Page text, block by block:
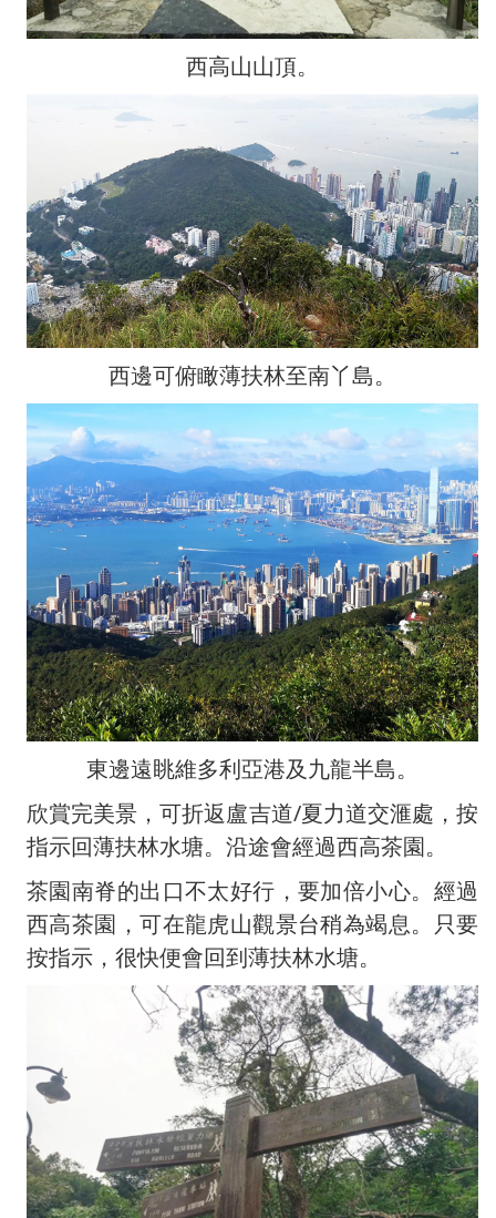
西高山山頂。
西邊可俯瞰薄扶林至南丫島。
東邊遠眺維多利亞港及九龍半島。
欣賞完美景，可折返盧吉道/夏力道交滙處，按
指示回薄扶林水塘。沿途會經過西高茶園。
茶園南脊的出口不太好行，要加倍小心。經過
西高茶園，可在龍虎山觀景台稍為竭息。只要
按指示，很快便會回到薄扶林水塘。